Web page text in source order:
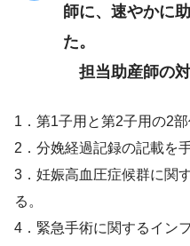
＜中止基準＞
師に、速やかに
た。
担当助産師の対
1．第1子用と第2子用の2部
2．分娩経過記録の記載を
3．妊娠高血圧症候群に関
る。
4．緊急手術に関するイン